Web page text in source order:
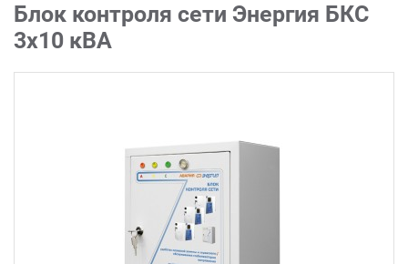
Блок контроля сети Энергия БКС
3х10 кВА